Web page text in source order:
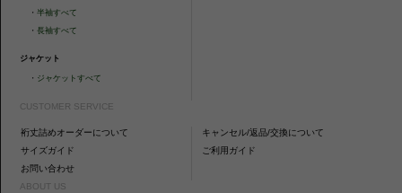
・半袖すべて
・長袖すべて
ジャケット
・ ジャケットすべて
CUSTOMER SERVICE
裄丈詰めオーダーについて
キャンセル/返品/交換について
サイズガイド
ご利用ガイド
お問い合わせ
ABOUT US